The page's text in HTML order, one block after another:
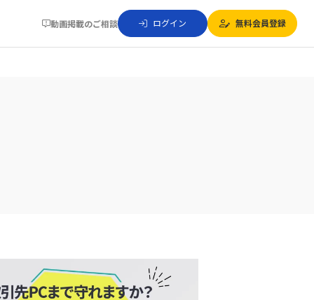
動画掲載のご相談 ログイン 無料会員登録